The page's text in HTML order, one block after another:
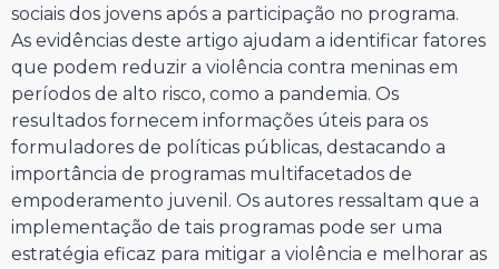
sociais dos jovens após a participação no programa.
As evidências deste artigo ajudam a identificar fatores
que podem reduzir a violência contra meninas em
períodos de alto risco, como a pandemia. Os
resultados fornecem informações úteis para os
formuladores de políticas públicas, destacando a
importância de programas multifacetados de
empoderamento juvenil. Os autores ressaltam que a
implementação de tais programas pode ser uma
estratégia eficaz para mitigar a violência e melhorar as